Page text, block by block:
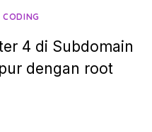
CODING
4 di Subdomain
dengan root